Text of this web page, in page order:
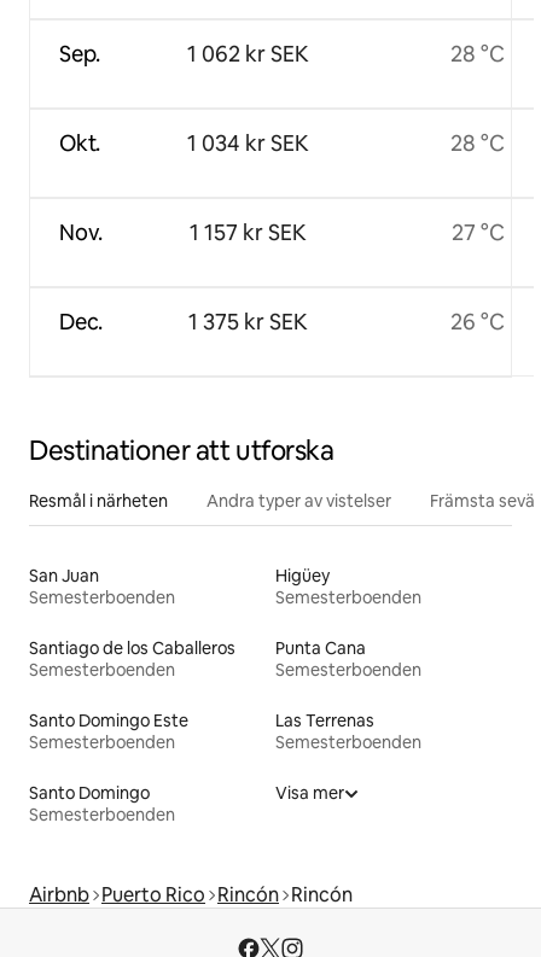
Sep.
Okt.
Nov.
Dec.
1 062 kr SEK
1 034 kr SEK
1 157 kr SEK
1 375 kr SEK
28 °C
28 °C
27 °C
26 °C
Destinationer att utforska
Resmål i närheten Andra typer av vistelser Främsta
San Juan
Semesterboenden
Higüey
Semesterboenden
Santiago de los Caballeros
Semesterboenden
Punta Cana
Semesterboenden
Santo Domingo Este
Semesterboenden
Las Terrenas
Semesterboenden
Santo Domingo
Semesterboenden
Visa mer
Airbnb Puerto Rico Rincón Rincón